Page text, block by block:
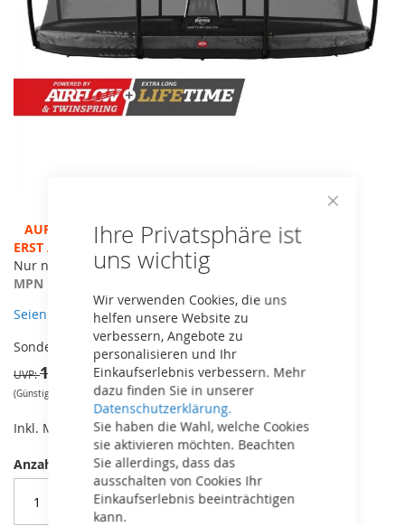
Ihre Privatsphäre ist
uns wichtig
Wir verwenden Cookies, die uns
helfen unsere Website zu
verbessern, Angebote zu
personalisieren und Ihr
Einkaufserlebnis verbessern. Mehr
dazu finden Sie in unserer
Datenschutzerklärung.
Sie haben die Wahl, welche Cookies
sie aktivieren möchten. Beachten
Sie allerdings, dass das
ausschalten von Cookies Ihr
Einkaufserlebnis beeinträchtigen
kann.
Zum
Anfang
der
Bildergalerie
AUF LAGER - ACHTUNG BETRIEBSFERIEN, VERSAND ERST
AB 13.8.!
Nur noch geringe Stückzahl vorhanden
MPN
Seien Sie der erste, der dieses Produkt bewertet
Sonderangebot 1.215,05 €
UVP 1.279,00 €
(Günstigster nicht reduzierter Preis der vergangenen 30 Tage: 1279€)
Inkl. MwSt, kostenloser Versand!
Anzahl